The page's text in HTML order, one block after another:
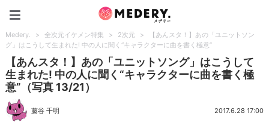
Medery. > 全次元イケメン特集 > 2次元 >
【あんスタ！】あの「ユニットソン
グ」はこうして生まれた! 中の人に聞く“キャラクターに曲を書く極意”
【あんスタ！】あの「ユニットソング」はこうして
生まれた! 中の人に聞く“キャラクターに曲を書く極
意”（写真 13/21）
藤谷 千明 2017.6.28 17:00